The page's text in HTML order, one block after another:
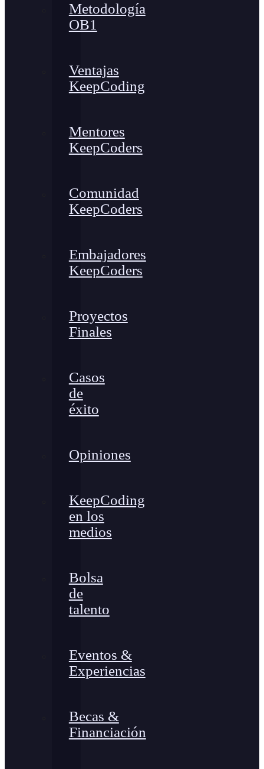
Metodología
OB1
Ventajas
KeepCoding
Mentores
KeepCoders
Comunidad
KeepCoders
Embajadores
KeepCoders
Proyectos
Finales
Casos
de
éxito
Opiniones
KeepCoding
en los
medios
Bolsa
de
talento
Eventos &
Experiencias
Becas &
Financiación